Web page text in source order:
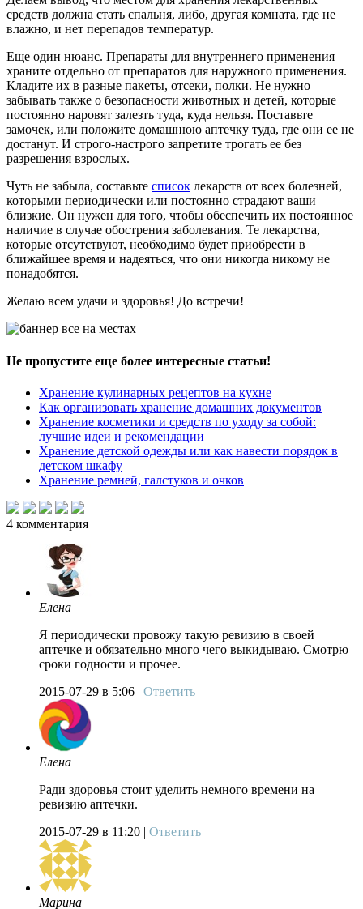
средств должна стать спальня, либо, другая комната, где не
влажно, и нет перепадов температур.
Еще один нюанс. Препараты для внутреннего применения
храните отдельно от препаратов для наружного применения.
Кладите их в разные пакеты, отсеки, полки. Не нужно
забывать также о безопасности животных и детей, которые
постоянно наровят залезть туда, куда нельзя. Поставьте
замочек, или положите домашнюю аптечку туда, где они ее не
достанут. И строго-настрого запретите трогать ее без
разрешения взрослых.
Чуть не забыла, составьте список лекарств от всех болезней,
которыми периодически или постоянно страдают ваши
близкие. Он нужен для того, чтобы обеспечить их постоянное
наличие в случае обострения заболевания. Те лекарства,
которые отсутствуют, необходимо будет приобрести в
ближайшее время и надеяться, что они никогда никому не
понадобятся.
Желаю всем удачи и здоровья! До встречи!
Не пропустите еще более интересные статьи!
Хранение кулинарных рецептов на кухне
Как организовать хранение домашних документов
Хранение косметики и средств по уходу за собой:
лучшие идеи и рекомендации
Хранение детской одежды или как навести порядок в
детском шкафу
Хранение ремней, галстуков и очков
4 комментария
Елена
Я периодически провожу такую ревизию в своей
аптечке и обязательно много чего выкидываю. Смотрю
сроки годности и прочее.
2015-07-29 в 5:06 | Ответить
Елена
Ради здоровья стоит уделить немного времени на
ревизию аптечки.
2015-07-29 в 11:20 | Ответить
Марина